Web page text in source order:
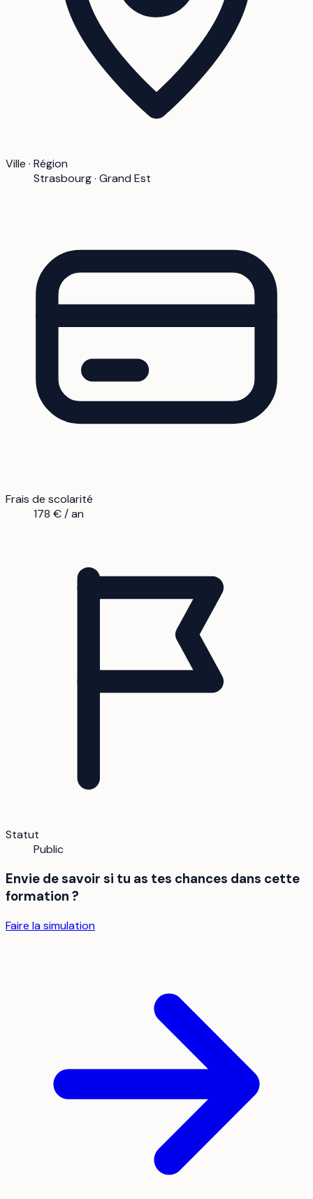
Ville · Région
Strasbourg · Grand Est
Frais de scolarité
178 € / an
Statut
Public
Envie de savoir si tu as tes chances dans cette
formation ?
Faire la simulation